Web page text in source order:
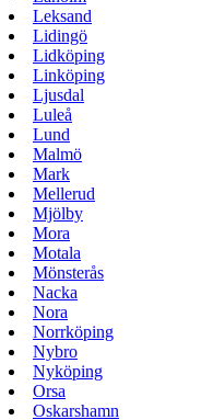
Leksand
Lidingö
Lidköping
Linköping
Ljusdal
Luleå
Lund
Malmö
Mark
Mellerud
Mjölby
Mora
Motala
Mönsterås
Nacka
Nora
Norrköping
Nybro
Nyköping
Orsa
Oskarshamn